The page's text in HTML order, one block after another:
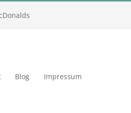
Blog Impressum